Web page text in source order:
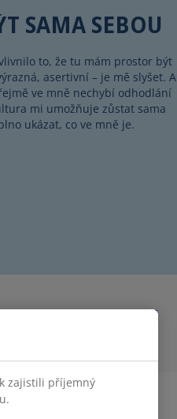
SAMA SEBOU
to, že tu mám prostor být
asertivní – je mě slyšet. A
ve mně nechybí odhodlání
mi umožňuje zůstat sama
ukázat, co ve mně je.
zajistili příjemný